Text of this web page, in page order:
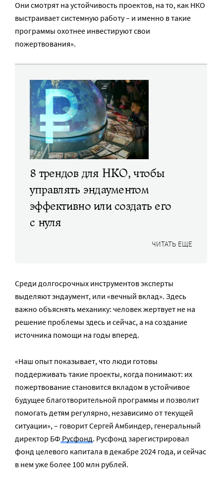
Они смотрят на устойчивость проектов, на то, как НКО
выстраивает системную работу – и именно в такие
программы охотнее инвестируют свои
пожертвования».
8 трендов для НКО, чтобы
управлять эндаументом
эффективно или создать его
с нуля
ЧИТАТЬ ЕЩЕ
Среди долгосрочных инструментов эксперты
выделяют эндаумент, или «вечный вклад». Здесь
важно объяснять механику: человек жертвует не на
решение проблемы здесь и сейчас, а на создание
источника помощи на годы вперед.
«Наш опыт показывает, что люди готовы
поддерживать такие проекты, когда понимают: их
пожертвование становится вкладом в устойчивое
будущее благотворительной программы и позволит
помогать детям регулярно, независимо от текущей
ситуации», – говорит Сергей Амбиндер, генеральный
директор БФ Русфонд. Русфонд зарегистрировал
фонд целевого капитала в декабре 2024 года, и сейчас
в нем уже более 100 млн рублей.